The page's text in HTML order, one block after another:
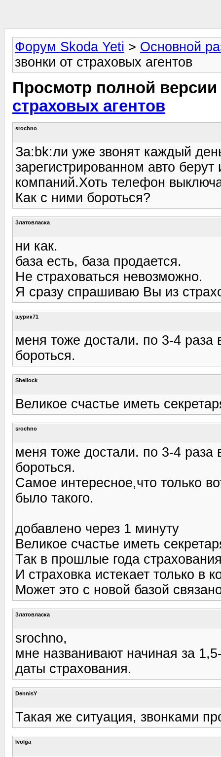
Форум Skoda Yeti > Основной
звонки от страховых агентов
Просмотр полной
страховых агентов
srochno
За:bk:ли уже звонят каждый
зарегистрированном авто
компаний.Хоть телефон
Как с ними бороться?
Златовласка
ни как.
база есть, база продается.
Не страховаться невозможно.
Я сразу спрашиваю Вы из
шурик71
меня тоже достали. по 3-4 раза
бороться.
Sheilock
Великое счастье иметь
srochno
меня тоже достали. по 3-4 раза
бороться.
Самое интересное,что только
было такого.
добавлено через 1 минуту
Великое счастье иметь
Так в прошлые года
И страховка истекает только в
Может это с новой базой
Златовласка
srochno,
мне названивают начиная за
даты страхования.
DennisY
Такая же ситуация, звонками
Ivolga